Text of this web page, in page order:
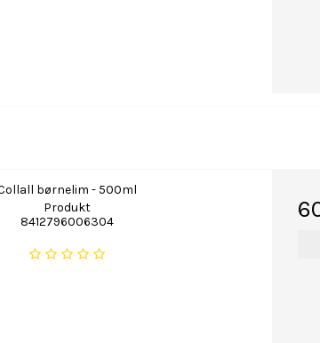
børnelim - 500ml
Produkt
8412796006304